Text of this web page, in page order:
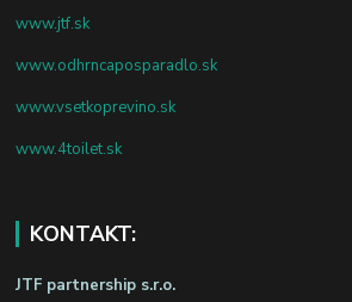
www.jtf.sk
www.odhrncaposparadlo.sk
www.vsetkoprevino.sk
www.4toilet.sk
KONTAKT:
JTF partnership s.r.o.